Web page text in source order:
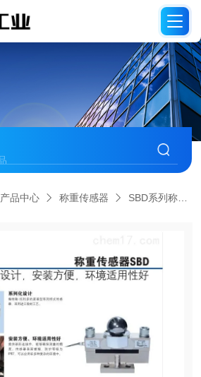
产品中心 称重传感器 SBD系列称重传感器